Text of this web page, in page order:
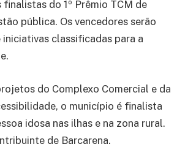
do 1º Prêmio TCM de
pública. Os vencedores serão
classificadas para a
do Complexo Comercial e da
o município é finalista
idosa nas ilhas e na zona rural.
de Barcarena.